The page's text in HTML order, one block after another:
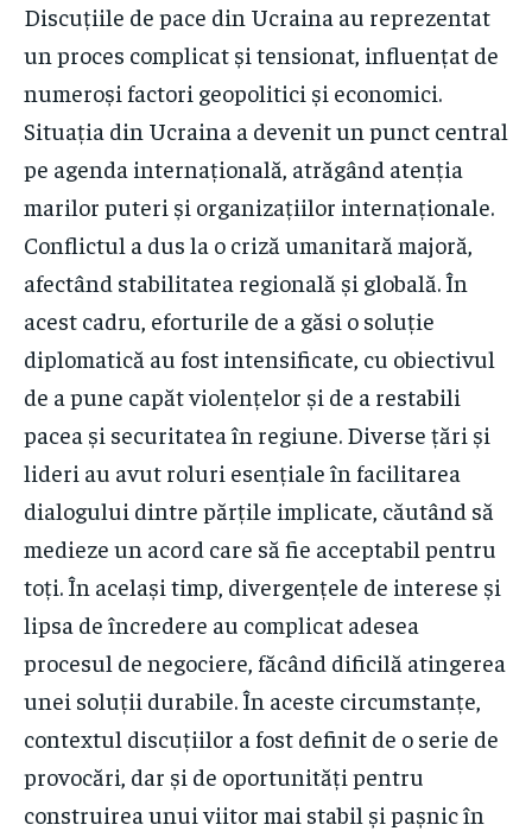
Discuțiile de pace din Ucraina au reprezentat
un proces complicat și tensionat, influențat de
numeroși factori geopolitici și economici.
Situația din Ucraina a devenit un punct central
pe agenda internațională, atrăgând atenția
marilor puteri și organizațiilor internaționale.
Conflictul a dus la o criză umanitară majoră,
afectând stabilitatea regională și globală. În
acest cadru, eforturile de a găsi o soluție
diplomatică au fost intensificate, cu obiectivul
de a pune capăt violențelor și de a restabili
pacea și securitatea în regiune. Diverse țări și
lideri au avut roluri esențiale în facilitarea
dialogului dintre părțile implicate, căutând să
medieze un acord care să fie acceptabil pentru
toți. În același timp, divergențele de interese și
lipsa de încredere au complicat adesea
procesul de negociere, făcând dificilă atingerea
unei soluții durabile. În aceste circumstanțe,
contextul discuțiilor a fost definit de o serie de
provocări, dar și de oportunități pentru
construirea unui viitor mai stabil și pașnic în